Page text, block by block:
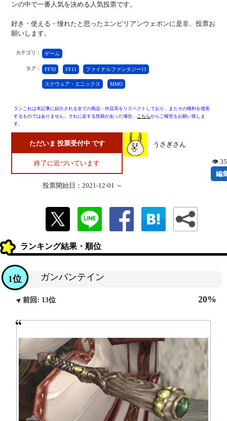
ンの中で一番人気を決める人気投票です。
好き・使える・憧れたと思ったエンピリアンウェポンに是非、投票お
願いします。
カテゴリ： ゲーム
タグ： FFXI FF11 ファイナルファンタジー11
スクウェア・エニックス MMO
ランこれは本記事に紹介される全ての商品・作品等をリスペクトしており、またその権利を侵害
するものではありません。それに反する投稿があった場合、 こちらからご報告をお願い致しま
す。
ただいま 投票受付中 です
終了に近づいています
投票開始日：2021-12-01 ～
うさぎさん
👁
編
ランキング結果・順位
ガンバンテイン
1位
前回: 13位 20%